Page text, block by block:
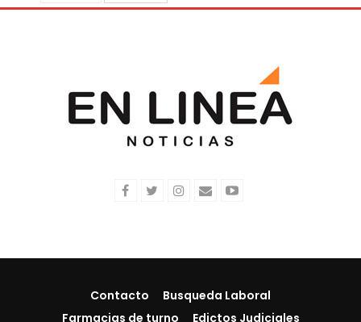
Contacto
Busqueda Laboral
Farmacias de turno
Edictos Judiciales